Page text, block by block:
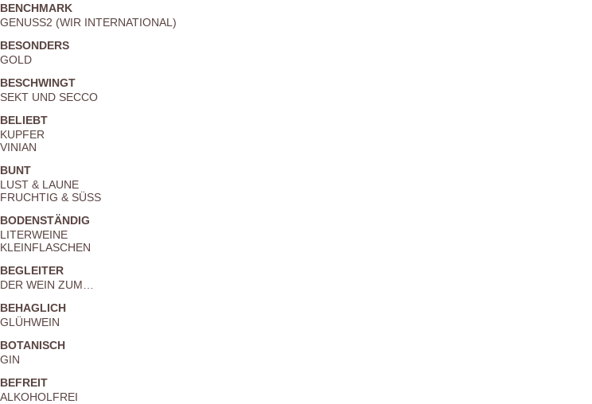
BENCHMARK
GENUSS2 (WIR INTERNATIONAL)
BESONDERS
GOLD
BESCHWINGT
SEKT UND SECCO
BELIEBT
KUPFER
VINIAN
BUNT
LUST & LAUNE
FRUCHTIG & SÜSS
BODENSTÄNDIG
LITERWEINE
KLEINFLASCHEN
BEGLEITER
DER WEIN ZUM…
BEHAGLICH
GLÜHWEIN
BOTANISCH
GIN
BEFREIT
ALKOHOLFREI